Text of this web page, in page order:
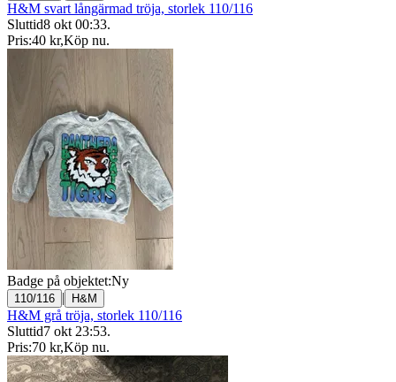
H&M svart långärmad tröja, storlek 110/116
Sluttid8 okt 00:33.
Pris:40 kr,Köp nu.
Badge på objektet:Ny
110/116 | H&M
H&M grå tröja, storlek 110/116
Sluttid7 okt 23:53.
Pris:70 kr,Köp nu.